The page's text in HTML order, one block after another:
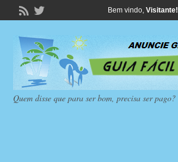
Bem vindo, Visitante!
Quem disse que para ser bom, precisa ser pago?